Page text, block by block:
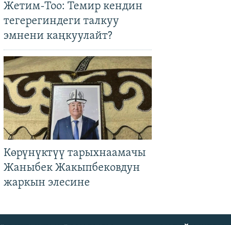
Жетим-Тоо: Темир кендин
тегерегиндеги талкуу
эмнени каңкуулайт?
Көрүнүктүү тарыхнаамачы
Жаныбек Жакыпбековдун
жаркын элесине